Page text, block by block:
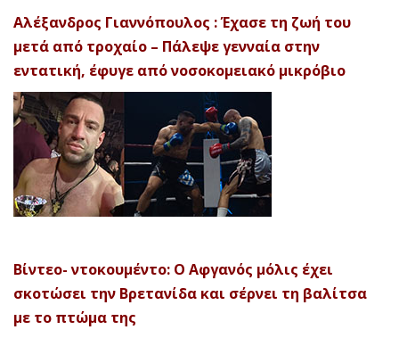
Αλέξανδρος Γιαννόπουλος : Έχασε τη ζωή του
μετά από τροχαίο – Πάλεψε γενναία στην
εντατική, έφυγε από νοσοκομειακό μικρόβιο
Βίντεο- ντοκουμέντο: Ο Αφγανός μόλις έχει
σκοτώσει την Βρετανίδα και σέρνει τη βαλίτσα
με το πτώμα της